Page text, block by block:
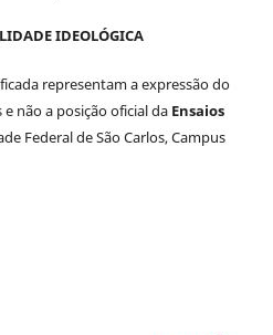
IDEOLÓGICA
representam a expressão do
não a posição oficial da Ensaios
Federal de São Carlos, Campus